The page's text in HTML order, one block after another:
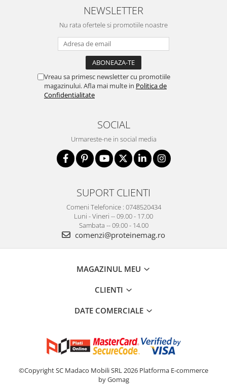
NEWSLETTER
Nu rata ofertele si promotiile noastre
Vreau sa primesc newsletter cu promotiile
magazinului. Afla mai multe in Politica de
Confidentialitate
SOCIAL
Urmareste-ne in social media
SUPORT CLIENTI
Comeni Telefonice : 0748520434
Luni - Vineri -- 09.00 - 17.00
Sambata -- 09.00 - 14.00
comenzi@proteinemag.ro
MAGAZINUL MEU
CLIENTI
DATE COMERCIALE
©Copyright SC Madaco Mobili SRL 2026 Platforma E-commerce
by Gomag